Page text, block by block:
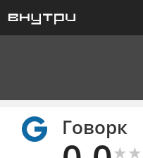
Говорк
★
★★
★